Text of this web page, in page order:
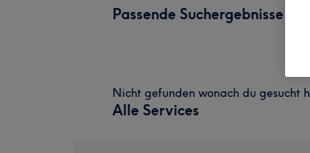
Passende Suchergebnisse
Nicht gefunden wonach du gesucht
Alle Services